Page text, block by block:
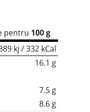
pentru 100 g
kj / 332 kCal
16.1 g
7.5 g
8.6 g